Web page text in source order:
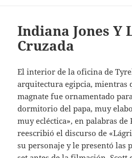
Indiana Jones Y
Cruzada
El interior de la oficina de
arquitectura egipcia,
magnate fue ornamentado
dormitorio del papa, muy
muy ecléctica», en palabras de
reescribió el discurso de
su personaje y le presentó las